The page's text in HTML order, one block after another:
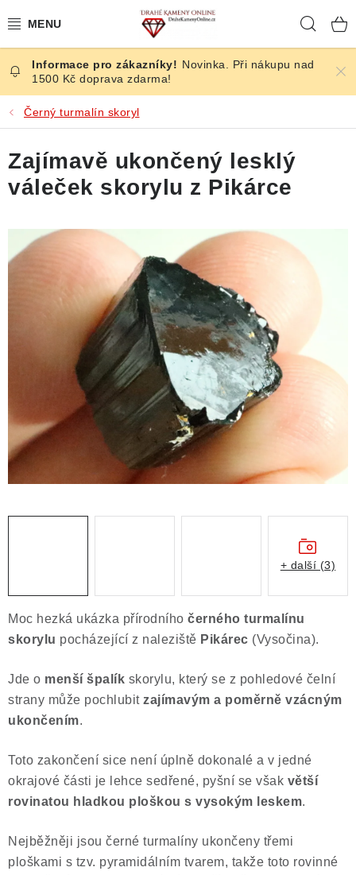
na
ČESKÉ KAMENY
ŠPERKY
KAMENY ZE SVĚTA
BROUŠENÉ
SLEVY
NÁŠ PŘÍBĚH
Ochrana osobních údajů
Formulář pro uplatnění reklamace
Formulář pro odstoupení od smlouvy
Novinka. Při nákupu nad
1500 Kč doprava zdarma!
Černý turmalín skoryl
Moc hezká ukázka přírodního černého turmalínu
skorylu pocházející z naleziště Pikárec (Vysočina).
Jde o menší špalík skorylu, který se z pohledové čelní
strany může pochlubit zajímavým a poměrně vzácným
ukončením.
Toto zakončení sice není úplně dokonalé a v jedné
okrajové části je lehce sedřené, pyšní se však větší
rovinatou hladkou ploškou s vysokým leskem.
Nejběžněji jsou černé turmalíny ukončeny třemi
ploškami s tzv. pyramidálním tvarem, takže toto rovinné
Zajímavě ukončený lesklý
váleček skorylu z Pikárce
+ další (3)